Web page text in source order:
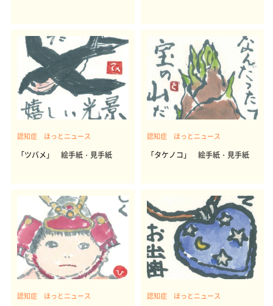
認知症 ほっとニュース
「ツバメ」 絵手紙・見手紙
認知症 ほっとニュース
「タケノコ」 絵手紙・見手紙
認知症 ほっとニュース 認知症 ほっとニュース